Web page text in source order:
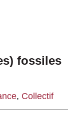
fossiles
, Collectif